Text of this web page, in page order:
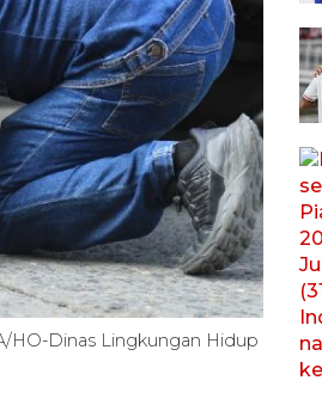
HO-Dinas Lingkungan Hidup